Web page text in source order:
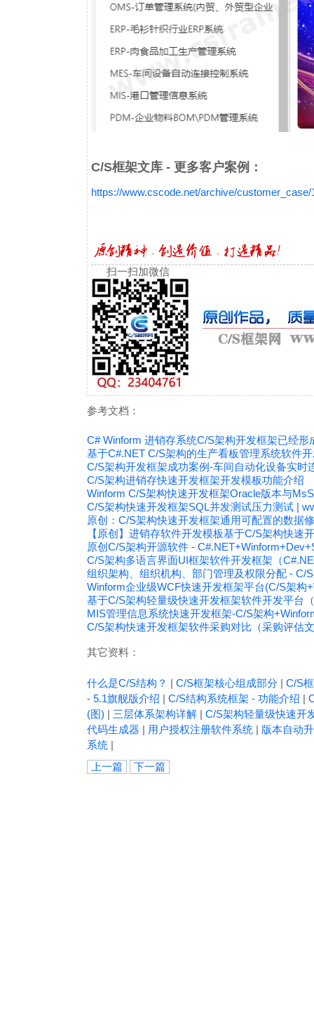
C/S框架文库 - 更多客户案例：
https://www.cscode.net/archive/customer_case/
扫一扫加微信
参考文档：
C# Winform 进销存系统C/S架构开发框架已经形
基于C#.NET C/S架构的生产看板管理系统软件
C/S架构开发框架成功案例-车间自动化设备实时
C/S架构进销存快速开发框架开发模板功能介绍
Winform C/S架构快速开发框架Oracle版本与
C/S架构快速开发框架SQL并发测试压力测试 |
原创：C/S架构快速开发框架通用可配置的数据
【原创】进销存软件开发模板基于C/S架构快速
原创C/S架构开源软件 -
C/S架构多语言界面UI框架软件开发框架（
组织架构、组织机构、部门管理及权限分配 - C/
Winform企业级WCF快速开发框架平台(C/S架构
基于C/S架构轻量级快速开发框架软件开发平台
MIS管理信息系统快速开发框架-C/S架构
C/S架构快速开发框架软件采购对比（采购评估
其它资料：
什么是C/S结构？ | C/S框架核心组成部分 | C/S
- 5.1旗舰版介绍 | C/S结构系统框架 - 功能介绍 |
(图) | 三层体系架构详解 | C/S架构轻量级快速开
代码生成器 | 用户授权注册软件系统 | 版本自动
系统 |
上一篇
下一篇